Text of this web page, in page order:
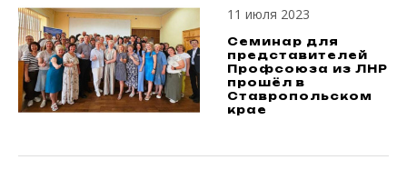
11 июля 2023
Семинар для
представителей
Профсоюза из ЛНР
прошёл в
Ставропольском
крае